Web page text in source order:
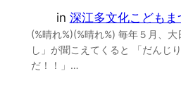
in 深江多文化こどもま
(%晴れ%)(%晴れ%) 毎年５月、
し」が聞こえてくると 「だんじ
だ！！」…